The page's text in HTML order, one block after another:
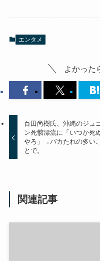
エンタメ
よかった
百田尚樹氏、沖縄のジュ
ン死骸漂流に「いつか死
やろ」→バカたれの多いこ
とで。
関連記事